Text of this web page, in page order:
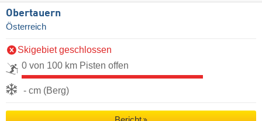
Obertauern
Österreich
Skigebiet geschlossen
0 von 100 km Pisten offen
- cm (Berg)